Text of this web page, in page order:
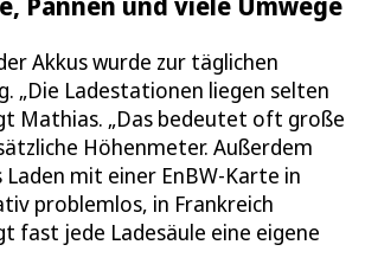
Akkus wurde zur täglichen
„Die Ladestationen liegen selten
Mathias. „Das bedeutet oft große
Höhenmeter. Außerdem
mit einer EnBW-Karte in
problemlos, in Frankreich
fast jede Ladesäule eine eigene